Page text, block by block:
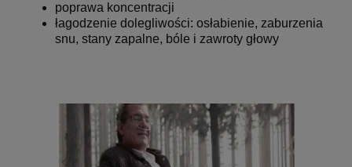
poprawa koncentracji
łagodzenie dolegliwości: osłabienie, zaburzenia
snu, stany zapalne, bóle i zawroty głowy